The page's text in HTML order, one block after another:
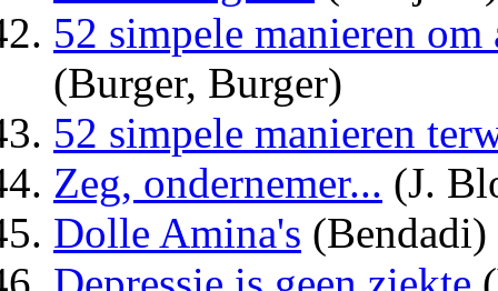
52 simpele manieren
(Burger, Burger)
52 simpele manieren
Zeg, ondernemer... (J.
Dolle Amina's (Bendadi)